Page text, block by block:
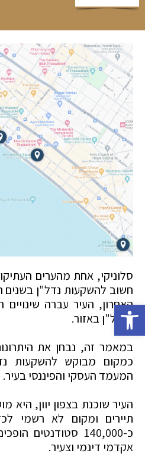
פתח סרגל נגישות
סלוניקי, אחת מהערים
חשוב להשקעות נדל"ן בשנים
האחרון, העיר עברה
הנדל"ן באזור.
במאמר זה, נבחן את
כמקום מבוקש להשקעות
המעמד העסקי והפיננסי בעיר.
העיר שוכנת בצפון יוון, היא
תיירים ומקום לא רשמי
כ-140,000
אקדמי דינמי וצעיר.